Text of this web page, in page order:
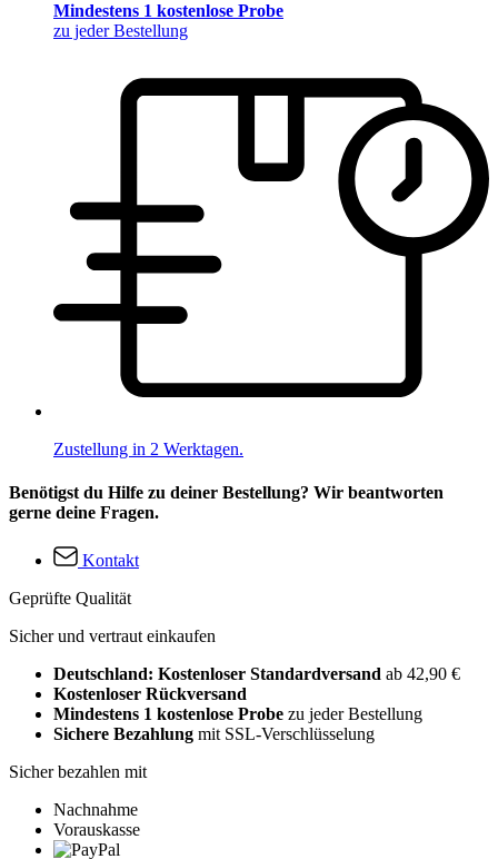
Mindestens 1 kostenlose Probe
zu jeder Bestellung
Zustellung in 2 Werktagen.
Benötigst du Hilfe zu deiner Bestellung? Wir beantworten
gerne deine Fragen.
Kontakt
Geprüfte Qualität
Sicher und vertraut einkaufen
Deutschland: Kostenloser Standardversand ab 42,90 €
Kostenloser Rückversand
Mindestens 1 kostenlose Probe zu jeder Bestellung
Sichere Bezahlung mit SSL-Verschlüsselung
Sicher bezahlen mit
Nachnahme
Vorauskasse